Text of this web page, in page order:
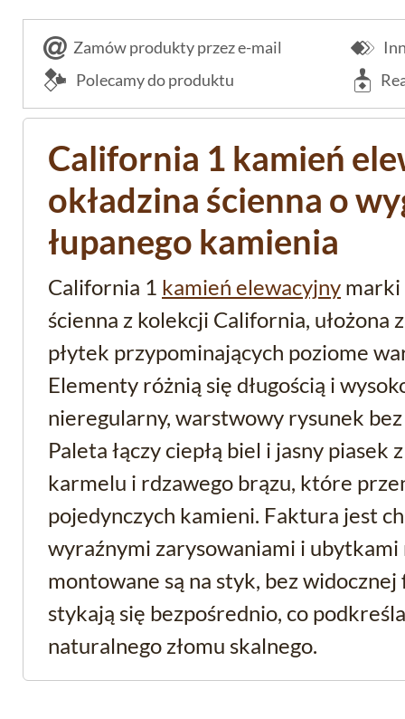
Zamów produkty przez e-mail
Polecamy do produktu
California 1 kamień
okładzina ścienna o
łupanego kamienia
California 1 kamień elewacyjny marki
ścienna z kolekcji California, ułożona
płytek przypominających poziome
Elementy różnią się długością i
nieregularny, warstwowy rysunek
Paleta łączy ciepłą biel i jasny piasek
karmelu i rdzawego brązu, które
pojedynczych kamieni. Faktura jest
wyraźnymi zarysowaniami i ubytkami
montowane są na styk, bez
stykają się bezpośrednio, co
naturalnego złomu skalnego.